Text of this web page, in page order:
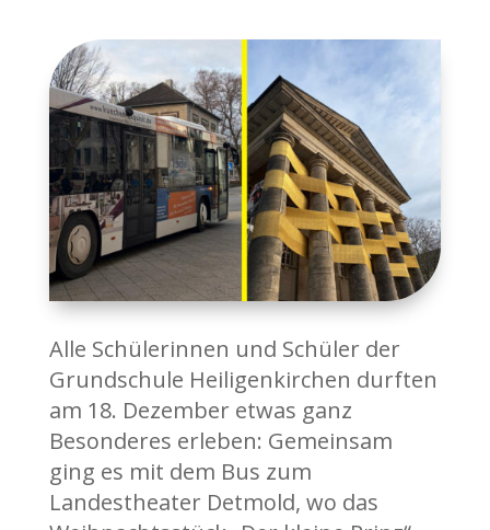
Alle Schülerinnen und Schüler der
Grundschule Heiligenkirchen durften
am 18. Dezember etwas ganz
Besonderes erleben: Gemeinsam
ging es mit dem Bus zum
Landestheater Detmold, wo das